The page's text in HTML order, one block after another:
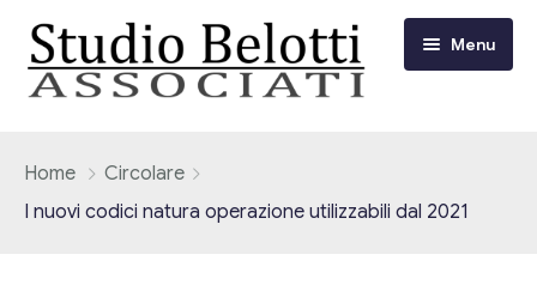
Menu
I nostri servizi
Home
Circolare
I nuovi codici natura operazione utilizzabili dal 2021